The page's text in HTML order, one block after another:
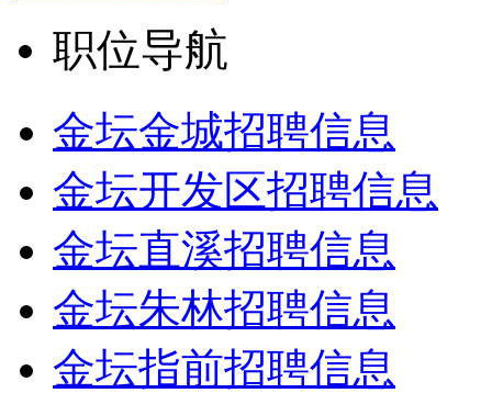
职位导航
金坛金城招聘信息
金坛开发区招聘信息
金坛直溪招聘信息
金坛朱林招聘信息
金坛指前招聘信息